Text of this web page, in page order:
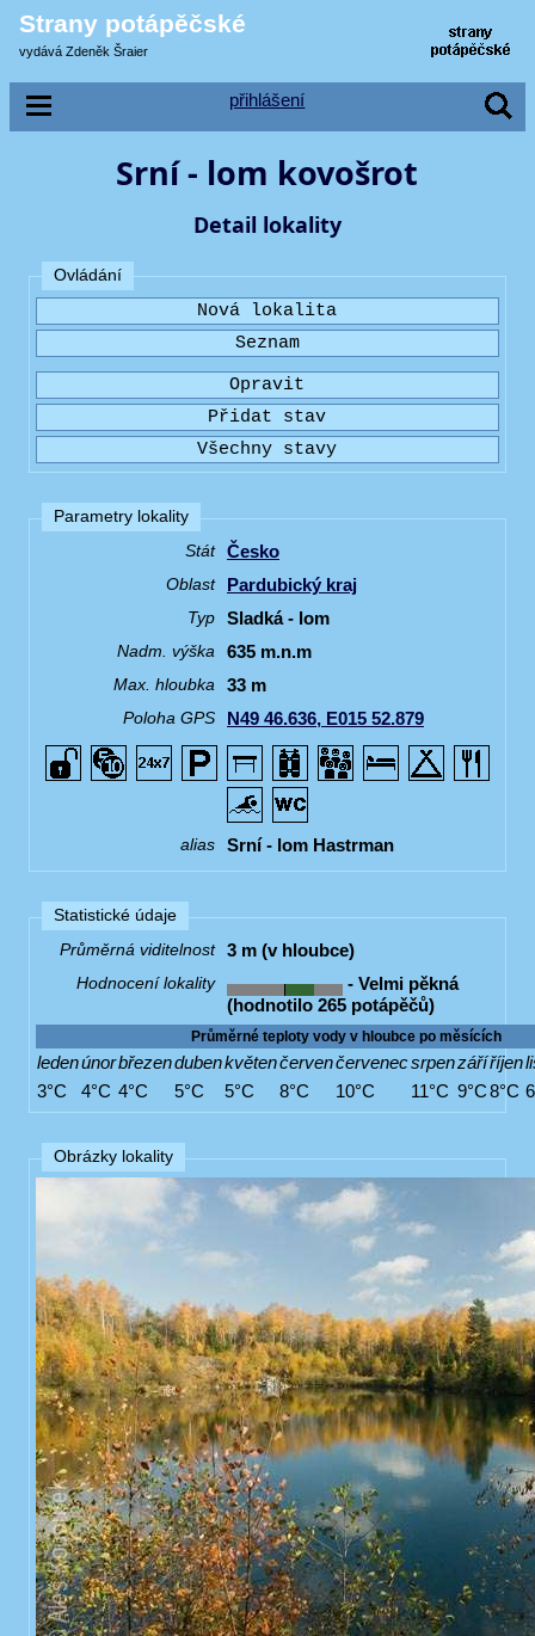
Strany potápěčské
vydává Zdeněk Šraier
přihlášení
Srní - lom kovošrot
Detail lokality
Ovládání
Parametry lokality
Stát
Česko
Oblast Pardubický kraj
Typ Sladká - lom
Nadm. výška 635 m.n.m
Max. hloubka 33 m
Poloha GPS N49 46.636, E015 52.879
alias Srní - lom Hastrman
Statistické údaje
Průměrná viditelnost
3 m (v hloubce)
Hodnocení lokality
- Velmi pěkná
(hodnotilo 265 potápěčů)
Průměrné teploty vody v hloubce po měsících
ledenúnorbřezendubenkvětenčervenčervenecsrpenzáříříjen
3°C
4°C 4°C 5°C 5°C 8°C 10°C 11°C 9°C8°C
Obrázky lokality